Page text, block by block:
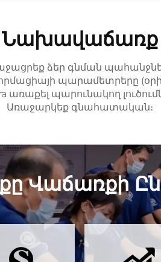
Նախավաճառք
ձեր գնման
պարամետրերը
առաքել պարունակող
Առաջարկեք գնահատական։
Վաճառքի